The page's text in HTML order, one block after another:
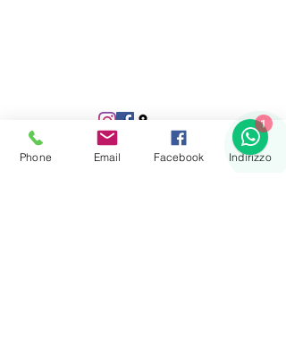
Phone Email Facebook Indirizzo
1